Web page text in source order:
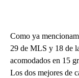
Como ya
29 de MLS y 18 de
acomodados en 15
Los dos mejores de